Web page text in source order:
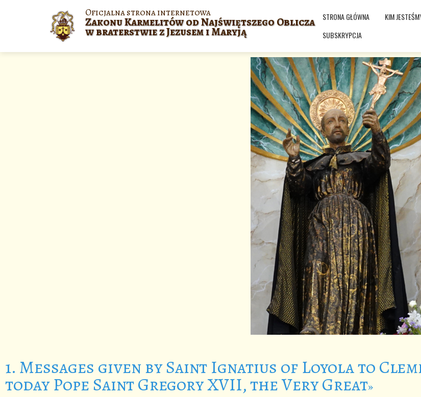
Oficjalna strona internetowa
Zakonu Karmelitów od Najświętszego Oblicza
w braterstwie z Jezusem i Maryją
STRONA GŁÓWNA KIM
SUBSKRYPCJA
1. Messages given by Saint Ignatius of Loyola to
today Pope Saint Gregory XVII, the Very Great